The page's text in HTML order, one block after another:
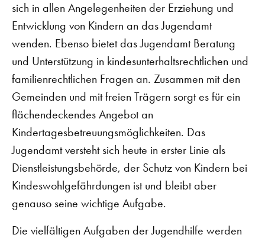
sich in allen Angelegenheiten der Erziehung und
Entwicklung von Kindern an das Jugendamt
wenden. Ebenso bietet das Jugendamt Beratung
und Unterstützung in kindesunterhaltsrechtlichen und
familienrechtlichen Fragen an. Zusammen mit den
Gemeinden und mit freien Trägern sorgt es für ein
flächendeckendes Angebot an
Kindertagesbetreuungsmöglichkeiten. Das
Jugendamt versteht sich heute in erster Linie als
Dienstleistungsbehörde, der Schutz von Kindern bei
Kindeswohlgefährdungen ist und bleibt aber
genauso seine wichtige Aufgabe.
Die vielfältigen Aufgaben der Jugendhilfe werden